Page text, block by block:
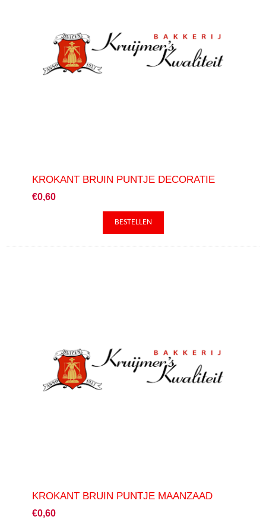
KROKANT BRUIN PUNTJE DECORATIE
€0,60
KROKANT BRUIN PUNTJE MAANZAAD
€0,60